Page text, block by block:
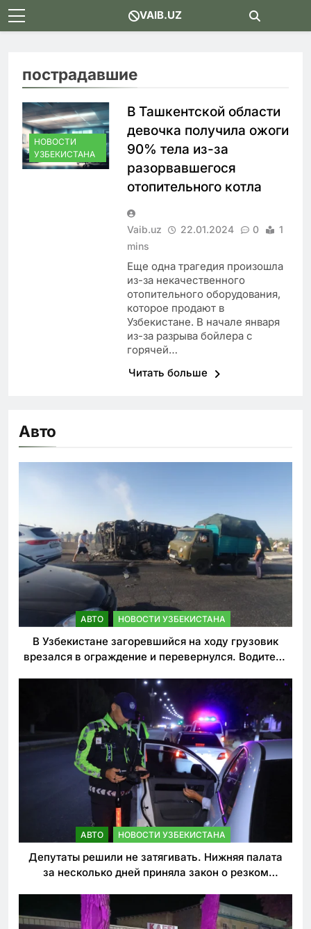
Skip
to
VAIB.UZ
пострадавшие
НОВОСТИ
УЗБЕКИСТАНА
В Ташкентской области
девочка получила ожоги
90% тела из-за
разорвавшегося
отопительного котла
Vaib.uz 22.01.2024 0
1
mins
Еще одна трагедия произошла
из-за некачественного
отопительного оборудования,
которое продают в
Узбекистане. В начале января
из-за разрыва бойлера с
горячей…
Читать больше
Авто
АВТО НОВОСТИ УЗБЕКИСТАНА
В Узбекистане загоревшийся на ходу грузовик
врезался в ограждение и перевернулся. Водитель
АВТО НОВОСТИ УЗБЕКИСТАНА
Депутаты решили не затягивать. Нижняя палата
за несколько дней приняла закон о резком